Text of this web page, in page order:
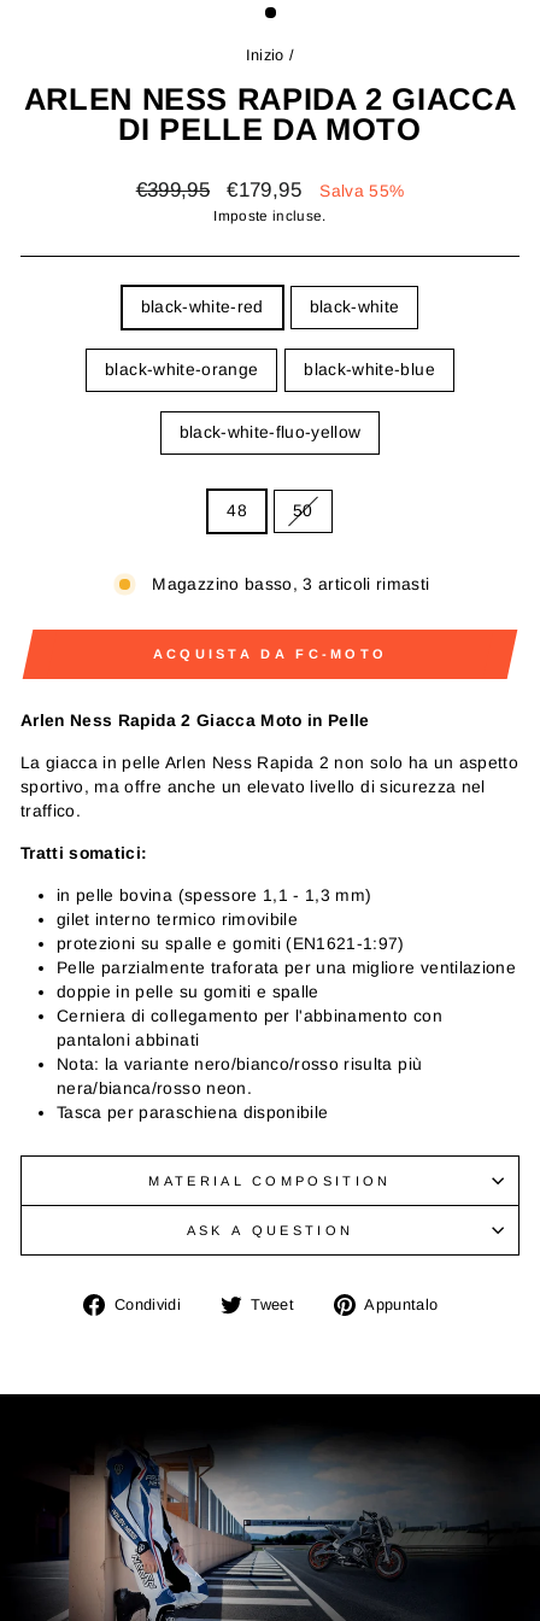
Inizio /
ARLEN NESS RAPIDA 2 GIACCA
DI PELLE DA MOTO
Prezzo
€399,95
Prezzo
scontato
€179,95 Salva 55%
Imposte incluse.
black-white-red black-white
black-white-orange black-white-blue
black-white-fluo-yellow
48 50
Magazzino basso, 3 articoli rimasti
ACQUISTA DA FC-MOTO
Arlen Ness Rapida 2 Giacca Moto in Pelle
La giacca in pelle Arlen Ness Rapida 2 non solo ha un aspetto
sportivo, ma offre anche un elevato livello di sicurezza nel
traffico.
Tratti somatici:
in pelle bovina (spessore 1,1 - 1,3 mm)
gilet interno termico rimovibile
protezioni su spalle e gomiti (EN1621-1:97)
Pelle parzialmente traforata per una migliore ventilazione
doppie in pelle su gomiti e spalle
Cerniera di collegamento per l'abbinamento con
pantaloni abbinati
Nota: la variante nero/bianco/rosso risulta più
nera/bianca/rosso neon.
Tasca per paraschiena disponibile
MATERIAL COMPOSITION
ASK A QUESTION
Condividi
CondividiTweet
Twitta Appuntalo
Pinterest